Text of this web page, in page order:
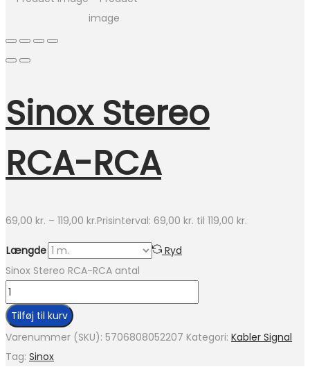
Sinox Stereo
RCA-RCA
69,00 kr. – 119,00 kr.Prisinterval: 69,00 kr. til 119,00 kr.
Længde
Ryd
Sinox Stereo RCA-RCA antal
Tilføj til kurv
Varenummer (SKU): 5706808052207 Kategori: Kabler Signal
Tag: Sinox